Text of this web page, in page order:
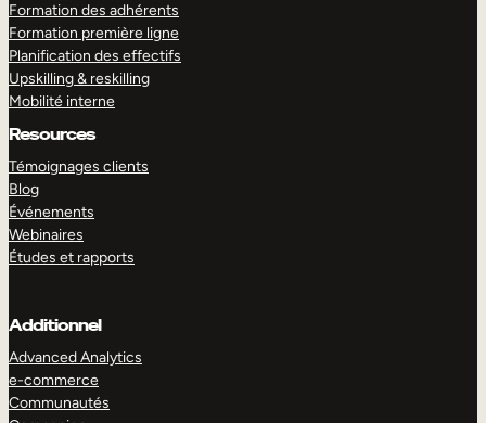
Formation des adhérents
Formation première ligne
Planification des effectifs
Upskilling & reskilling
Mobilité interne
Resources
Témoignages clients
Blog
Événements
Webinaires
Études et rapports
Additionnel
Advanced Analytics
e-commerce
Communautés